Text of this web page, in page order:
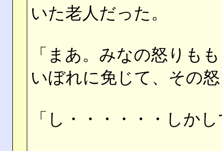
いた老人だった。
「まあ。みなの怒りも
いぼれに免じて、その
「し・・・・・・しか